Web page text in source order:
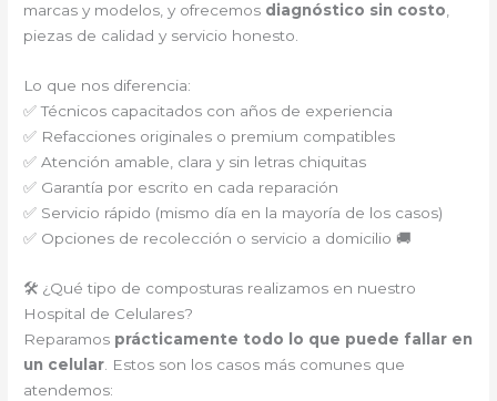
marcas y modelos, y ofrecemos diagnóstico sin costo,
piezas de calidad y servicio honesto.
Lo que nos diferencia:
✅ Técnicos capacitados con años de experiencia
✅ Refacciones originales o premium compatibles
✅ Atención amable, clara y sin letras chiquitas
✅ Garantía por escrito en cada reparación
✅ Servicio rápido (mismo día en la mayoría de los casos)
✅ Opciones de recolección o servicio a domicilio 🚚
🛠️ ¿Qué tipo de composturas realizamos en nuestro
Hospital de Celulares?
Reparamos prácticamente todo lo que puede fallar en
un celular . Estos son los casos más comunes que
atendemos: